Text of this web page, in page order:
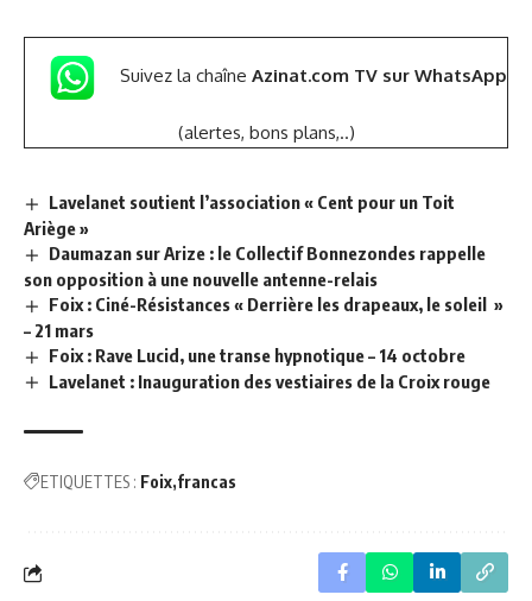
Suivez la chaîne Azinat.com TV sur WhatsApp
(alertes, bons plans,..)
Lavelanet soutient l’association « Cent pour un Toit
Ariège »
Daumazan sur Arize : le Collectif Bonnezondes rappelle
son opposition à une nouvelle antenne-relais
Foix : Ciné-Résistances « Derrière les drapeaux, le soleil »
– 21 mars
Foix : Rave Lucid, une transe hypnotique – 14 octobre
Lavelanet : Inauguration des vestiaires de la Croix rouge
ETIQUETTES : Foix francas